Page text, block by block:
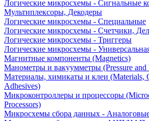
Логические микросхемы - Сигнальные
Мультиплексоры, Декодеры
Логические микросхемы - Специальные
Логические микросхемы - Счетчики,
Логические микросхемы - Триггеры
Логические микросхемы -
Магнитные компоненты (Magnetics)
Манометры и вакуумметры (Pressure and
Материалы, химикаты и клеи (Materials,
Adhesives)
Микроконтроллеры и процессоры
Processors)
Микросхемы сбора данных -